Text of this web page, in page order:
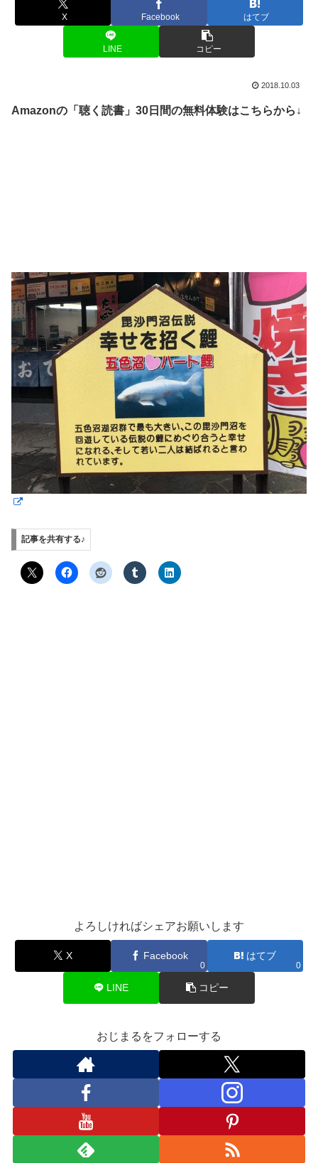
X Facebook はてブ
LINE コピー
2018.10.03
Amazonの「聴く読書」30日間の無料体験はこちらから↓
記事を共有する♪
よろしければシェアお願いします
X Facebook
0
はてブ
0
LINE コピー
おじまるをフォローする